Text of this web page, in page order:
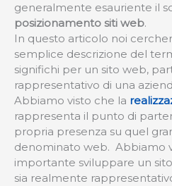
generalmente esauriente il
posizionamento siti web.
In questo articolo noi
semplice descrizione del
significhi per un sito web,
rappresentativo di una
Abbiamo visto che la
rappresenta il punto di
propria presenza su quel
denominato web. Abbiamo
importante sviluppare un
sia realmente